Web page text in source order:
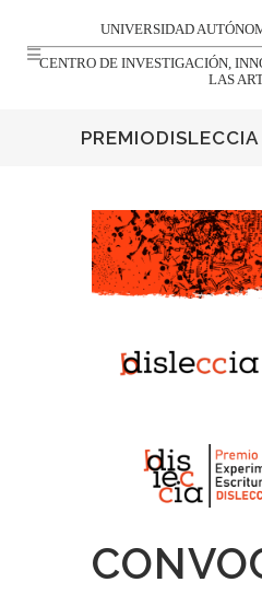
UNIVERSIDAD
CENTRO DE INVESTIGACIÓN,
LAS
PREMIODISLECCIA